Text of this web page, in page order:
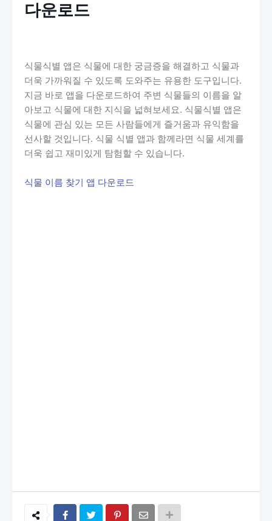
다운로드
식물식별 앱은 식물에 대한 궁금증을 해결하고 식물과
더욱 가까워질 수 있도록 도와주는 유용한 도구입니다.
지금 바로 앱을 다운로드하여 주변 식물들의 이름을 알
아보고 식물에 대한 지식을 넓혀보세요. 식물식별 앱은
식물에 관심 있는 모든 사람들에게 즐거움과 유익함을
선사할 것입니다. 식물 식별 앱과 함께라면 식물 세계를
더욱 쉽고 재미있게 탐험할 수 있습니다.
식물 이름 찾기 앱 다운로드